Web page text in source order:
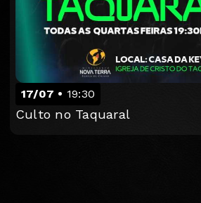
17/07 19:30
Culto no Taquaral